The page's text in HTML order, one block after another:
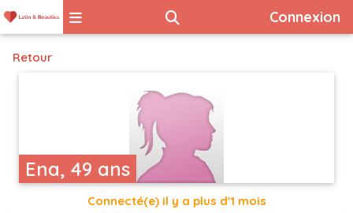
Connexion
Retour
Ena, 49 ans
Connecté(e) il y a plus d'1 mois